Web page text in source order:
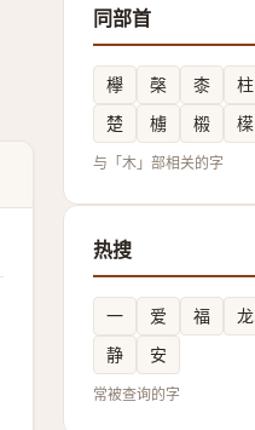
同部首
欅 㯏 桼 柱
楚
㯭 榝 㯣
与「木」部相关的字
热搜
一 爱 福 龙
静
安
常被查询的字